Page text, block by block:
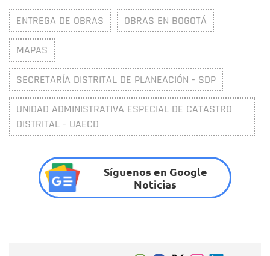
ENTREGA DE OBRAS OBRAS EN BOGOTÁ
MAPAS
SECRETARÍA DISTRITAL DE PLANEACIÓN - SDP
UNIDAD ADMINISTRATIVA ESPECIAL DE CATASTRO
DISTRITAL - UAECD
Síguenos en Google
Noticias